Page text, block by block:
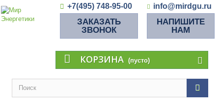
+7(495) 748-95-00 info@mirdgu.ru
ЗАКАЗАТЬ
ЗВОНОК
НАПИШИТЕ
НАМ
КОРЗИНА (пусто)